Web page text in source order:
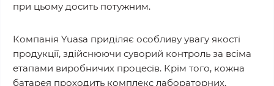
при цьому досить потужним.
Компанія Yuasa приділяє особливу увагу якості
продукції, здійснюючи суворий контроль за всіма
етапами виробничих процесів. Крім того, кожна
батарея проходить комплекс лабораторних,